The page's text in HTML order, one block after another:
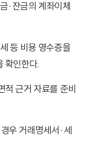
·잔금의 계좌이체
등 비용 영수증을
확인한다.
근거 자료를 준비
우 거래명세서·세